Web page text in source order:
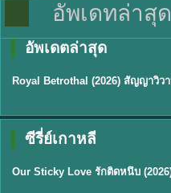
อัพเดทล่าสุด
อัพเดตล่าสุด
★9
ซับไทย
ซีรี่ย์เกาหลี
★6
ซับไทย